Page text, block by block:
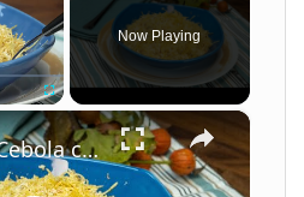
Now Playing
×
Farofa de Cebola com Batata Palha Simples e Crocante